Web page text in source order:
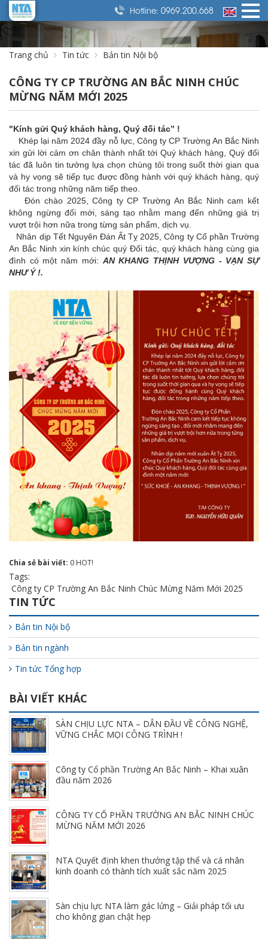
Hotline: 0969.200.668
Trang chủ Tin tức Bản tin Nội bộ
CÔNG TY CP TRƯỜNG AN BẮC NINH CHÚC
MỪNG NĂM MỚI 2025
"Kính gửi Quý khách hàng, Quý đối tác” !
Khép lại năm 2024 đầy nỗ lực, Công ty CP Trường An Bắc Ninh
xin gửi lời cảm ơn chân thành nhất tới Quý khách hàng, Quý đối
tác đã luôn tin tưởng lựa chọn chúng tôi trong suốt thời gian qua
và hy vọng sẽ tiếp tục được đồng hành với quý khách hàng, quý
đối tác trong những năm tiếp theo.
Đón chào 2025, Công ty CP Trường An Bắc Ninh cam kết
không ngừng đổi mới, sáng tạo nhằm mang đến những giá trị
vượt trội hơn nữa trong từng sản phẩm, dịch vụ.
Nhân dịp Tết Nguyên Đán Ất Tỵ 2025, Công ty Cổ phần Trường
An Bắc Ninh xin kính chúc quý Đối tác, quý khách hàng cùng gia
đình có một năm mới: AN KHANG THỊNH VƯỢNG - VẠN SỰ
NHƯ Ý !.
Chia sẻ bài viết: 0 HOT!
Tags:
Công ty CP Trường An Bắc Ninh Chúc Mừng Năm Mới 2025
TIN TỨC
Bản tin Nội bộ
Bản tin ngành
Tin tức Tổng hợp
BÀI VIẾT KHÁC
SÀN CHỊU LỰC NTA – DẪN ĐẦU VỀ CÔNG NGHỆ,
VỮNG CHẮC MỌI CÔNG TRÌNH !
Công ty Cổ phần Trường An Bắc Ninh – Khai xuân
đầu năm 2026
CÔNG TY CỔ PHẦN TRƯỜNG AN BẮC NINH CHÚC
MỪNG NĂM MỚI 2026
NTA Quyết định khen thưởng tập thể và cá nhân
kinh doanh có thành tích xuất sắc năm 2025
Sàn chịu lực NTA làm gác lửng – Giải pháp tối ưu
cho không gian chật hẹp